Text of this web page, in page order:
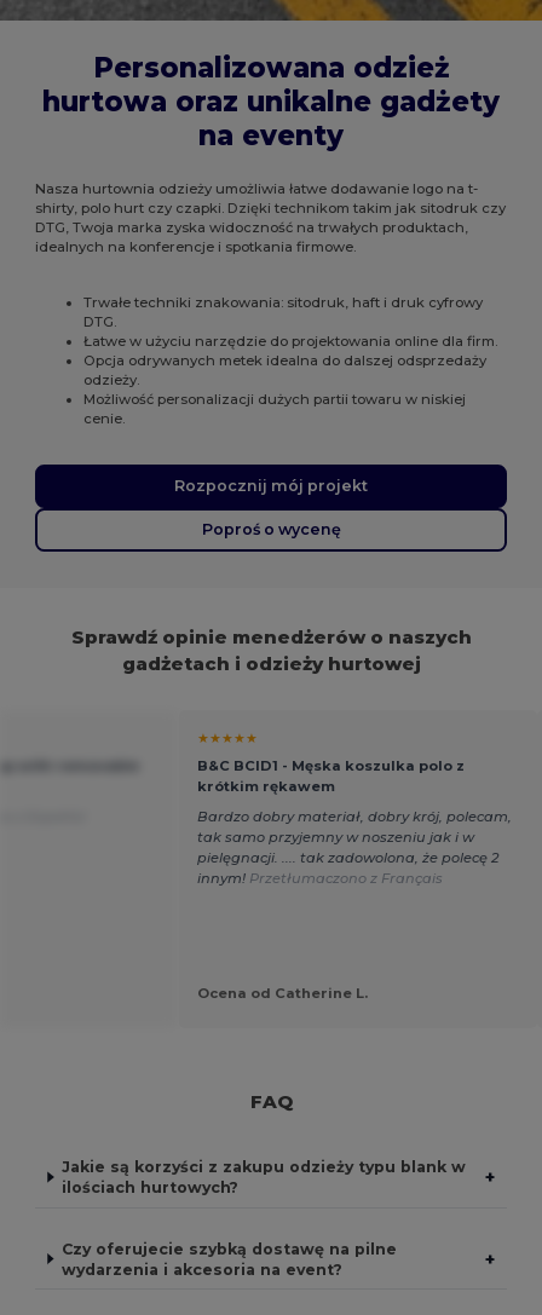
Personalizowana odzież
hurtowa oraz unikalne gadżety
na eventy
Nasza hurtownia odzieży umożliwia łatwe dodawanie logo na t-
shirty, polo hurt czy czapki. Dzięki technikom takim jak sitodruk czy
DTG, Twoja marka zyska widoczność na trwałych produktach,
idealnych na konferencje i spotkania firmowe.
Trwałe techniki znakowania: sitodruk, haft i druk cyfrowy
DTG.
Łatwe w użyciu narzędzie do projektowania online dla firm.
Opcja odrywanych metek idealna do dalszej odsprzedaży
odzieży.
Możliwość personalizacji dużych partii towaru w niskiej
cenie.
Rozpocznij mój projekt
Poproś o wycenę
Sprawdź opinie menedżerów o naszych
gadżetach i odzieży hurtowej
★★★★★
B&C BCID1 - Męska koszulka polo z
krótkim rękawem
Bardzo dobry materiał, dobry krój, polecam,
tak samo przyjemny w noszeniu jak i w
pielęgnacji. .... tak zadowolona, że polecę 2
innym! Przetłumaczono z Français
Ocena od Catherine L.
FAQ
Jakie są korzyści z zakupu odzieży typu blank w
ilościach hurtowych?
+
Czy oferujecie szybką dostawę na pilne
wydarzenia i akcesoria na event?
+